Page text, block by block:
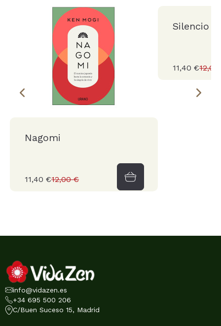
Nagomi
11,40 €12,00 €
Silencio
11,40 €
info@vidazen.es
+34 695 500 206
C/Buen Suceso 15, Madrid